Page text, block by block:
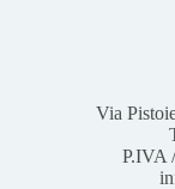
Via
P.IVA